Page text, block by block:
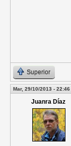
Superior
Mar, 29/10/2013 - 22:46
Juanra Díaz